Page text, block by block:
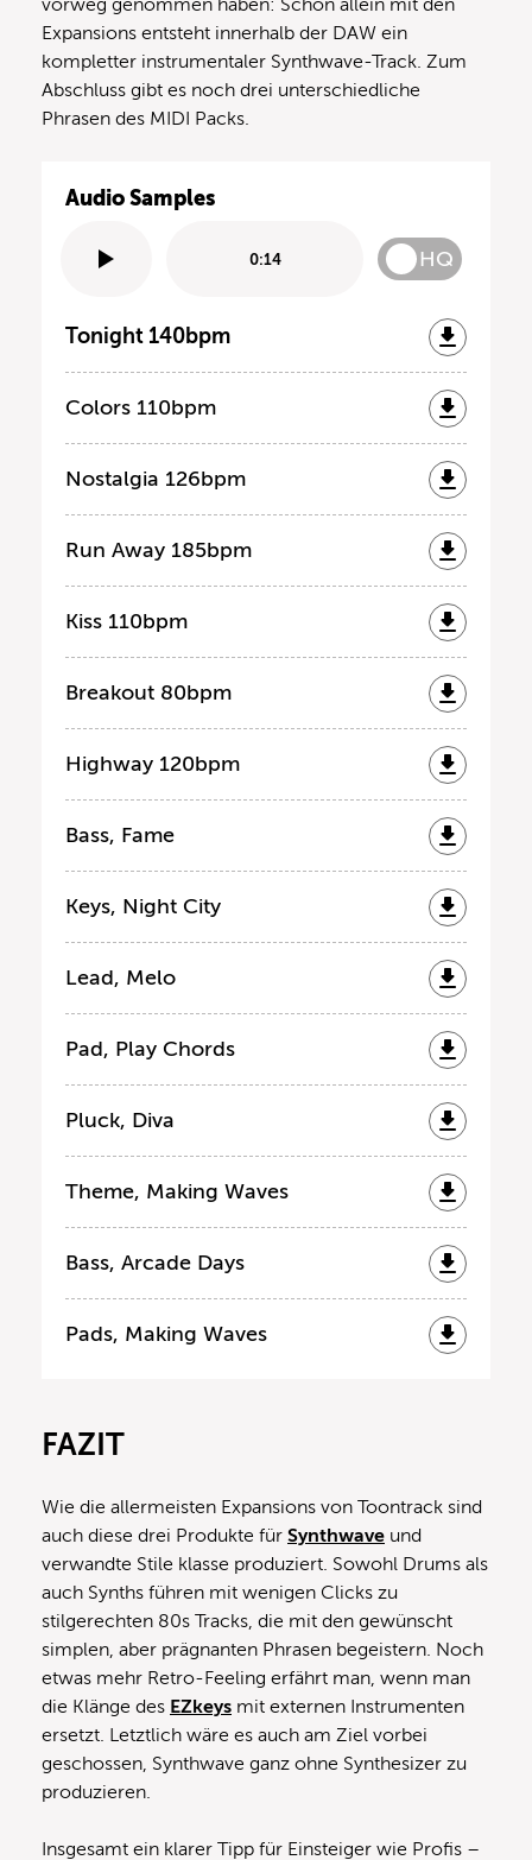
vorweg genommen haben: Schon allein mit den
Expansions entsteht innerhalb der DAW ein
kompletter instrumentaler Synthwave-Track. Zum
Abschluss gibt es noch drei unterschiedliche
Phrasen des MIDI Packs.
Audio Samples
0:14 HQ
Tonight 140bpm
Colors 110bpm
Nostalgia 126bpm
Run Away 185bpm
Kiss 110bpm
Breakout 80bpm
Highway 120bpm
Bass, Fame
Keys, Night City
Lead, Melo
Pad, Play Chords
Pluck, Diva
Theme, Making Waves
Bass, Arcade Days
Pads, Making Waves
FAZIT
Wie die allermeisten Expansions von Toontrack sind
auch diese drei Produkte für Synthwave und
verwandte Stile klasse produziert. Sowohl Drums als
auch Synths führen mit wenigen Clicks zu
stilgerechten 80s Tracks, die mit den gewünscht
simplen, aber prägnanten Phrasen begeistern. Noch
etwas mehr Retro-Feeling erfährt man, wenn man
die Klänge des EZkeys mit externen Instrumenten
ersetzt. Letztlich wäre es auch am Ziel vorbei
geschossen, Synthwave ganz ohne Synthesizer zu
produzieren.
Insgesamt ein klarer Tipp für Einsteiger wie Profis –